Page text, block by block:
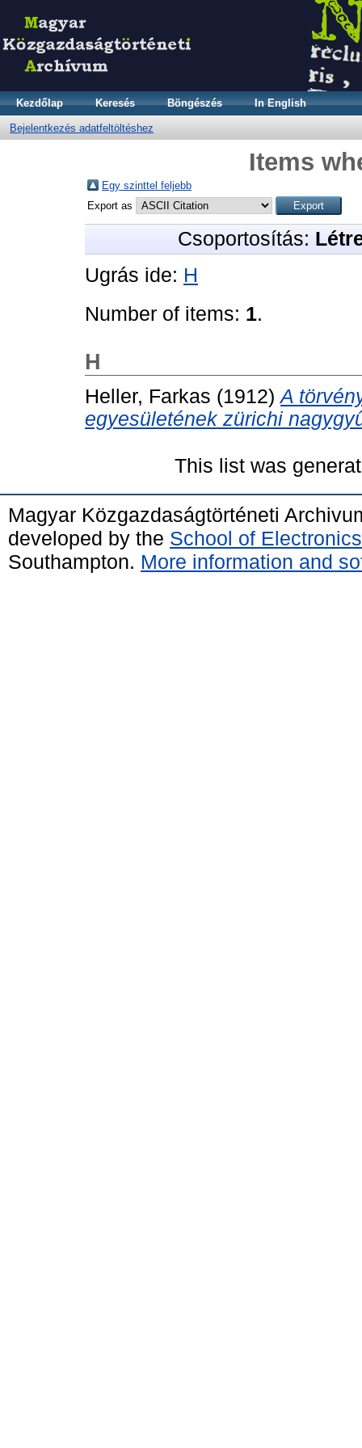
Kezdőlap Keresés Böngészés In English
Bejelentkezés adatfeltöltéshez
Items
Egy szinttel feljebb
Export as
Csoportosítás:
Ugrás ide: H
Number of items: 1.
H
Heller, Farkas (1912)A
egyesületének zürichi
This list was
Magyar Közgazdaságtörténeti
developed by the School of
Southampton. More information and